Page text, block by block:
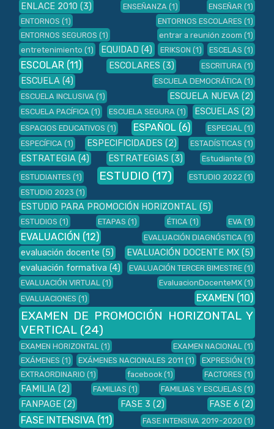
ENLACE 2010 (3) ENSEÑANZA (1) ENSEÑAR (1)
ENTORNOS (1) ENTORNOS ESCOLARES (1)
ENTORNOS SEGUROS (1) entrar a reunión zoom (1)
entretenimiento (1) EQUIDAD (4) ERIKSON (1) ESCELAS (1)
ESCOLAR (11) ESCOLARES (3) ESCRITURA (1)
ESCUELA (4) ESCUELA DEMOCRÁTICA (1)
ESCUELA INCLUSIVA (1) ESCUELA NUEVA (2)
ESCUELA PACÍFICA (1) ESCUELA SEGURA (1) ESCUELAS (2)
ESPACIOS EDUCATIVOS (1) ESPAÑOL (6) ESPECIAL (1)
ESPECÍFICA (1) ESPECIFICIDADES (2) ESTADÍSTICAS (1)
ESTRATEGIA (4) ESTRATEGIAS (3) Estudiante (1)
ESTUDIANTES (1) ESTUDIO (17) ESTUDIO 2022 (1)
ESTUDIO 2023 (1)
ESTUDIO PARA PROMOCIÓN HORIZONTAL (5)
ESTUDIOS (1) ETAPAS (1) ÉTICA (1) EVA (1)
EVALUACIÓN (12) EVALUACIÓN DIAGNÓSTICA (1)
evaluación docente (5) EVALUACIÓN DOCENTE MX (5)
evaluación formativa (4) EVALUACIÓN TERCER BIMESTRE (1)
EVALUACIÓN VIRTUAL (1) EvaluacionDocenteMX (1)
EVALUACIONES (1) EXAMEN (10)
EXAMEN DE PROMOCIÓN HORIZONTAL Y
VERTICAL (24)
EXAMEN HORIZONTAL (1) EXAMEN NACIONAL (1)
EXÁMENES (1) EXÁMENES NACIONALES 2011 (1) EXPRESIÓN (1)
EXTRAORDINARIO (1) facebook (1) FACTORES (1)
FAMILIA (2) FAMILIAS (1) FAMILIAS Y ESCUELAS (1)
FANPAGE (2) FASE 3 (2) FASE 6 (2)
FASE INTENSIVA (11) FASE INTENSIVA 2019-2020 (1)